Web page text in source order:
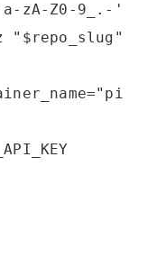
'a-zA-Z0-9_.-'